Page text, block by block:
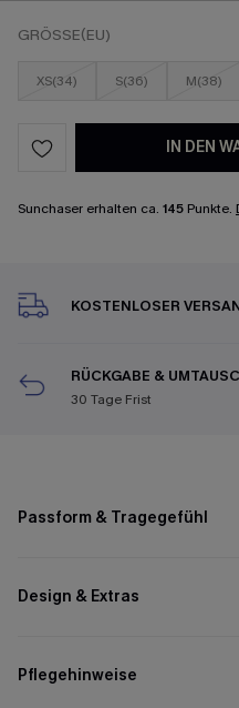
GRÖSSE(EU)
XS(34) S(36) M(38)
IN DEN
Sunchaser erhalten ca. 145 Punkte.
KOSTENLOSER
RÜCKGABE &
30 Tage Frist
Passform & Tragegefühl
Design & Extras
Pflegehinweise